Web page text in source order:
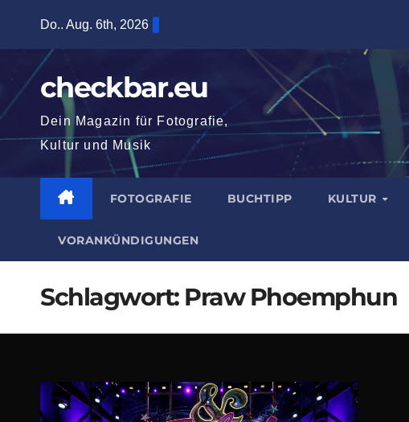
springen
Do.. Aug. 6th, 2026
checkbar.eu
Dein Magazin für Fotografie,
Kultur und Musik
FOTOGRAFIE BUCHTIPP KULTUR
VORANKÜNDIGUNGEN
Schlagwort: Praw Phoemphun